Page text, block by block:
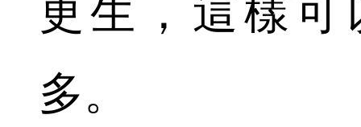
更生，這樣
多。